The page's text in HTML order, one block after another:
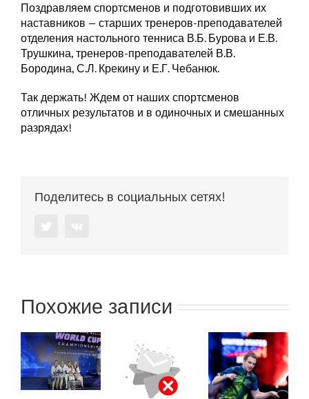
Поздравляем спортсменов и подготовивших их
наставников — старших тренеров-преподавателей
отделения настольного тенниса В.Б. Бурова и Е.В.
Трушкина, тренеров-преподавателей В.В.
Бородина, С.Л. Крекину и Е.Г. Чебанюк.
Так держать! Ждем от наших спортсменов
отличных результатов и в одиночных и смешанных
разрядах!
Поделитесь в социальных сетях!
Похожие записи